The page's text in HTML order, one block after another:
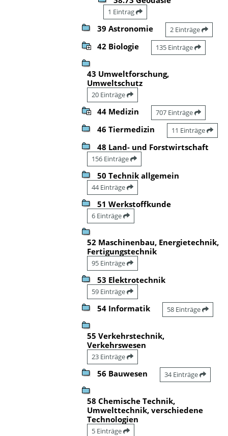
1 Eintrag
39 Astronomie 2 Einträge
42 Biologie 135 Einträge
43 Umweltforschung,
Umweltschutz
20 Einträge
44 Medizin 707 Einträge
46 Tiermedizin 11 Einträge
48 Land- und Forstwirtschaft
156 Einträge
50 Technik allgemein
44 Einträge
51 Werkstoffkunde
6 Einträge
52 Maschinenbau, Energietechnik,
Fertigungstechnik
95 Einträge
53 Elektrotechnik
59 Einträge
54 Informatik 58 Einträge
55 Verkehrstechnik,
Verkehrswesen
23 Einträge
56 Bauwesen 34 Einträge
58 Chemische Technik,
Umwelttechnik, verschiedene
Technologien
5 Einträge